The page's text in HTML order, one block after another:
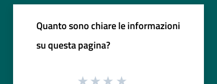
Quanto sono chiare le informazioni
su questa pagina?